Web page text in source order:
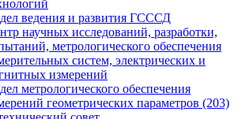
ведения и развития ГСССД
научных исследований, разработки,
метрологического обеспечения
систем, электрических и
измерений
метрологического обеспечения
геометрических параметров (203)